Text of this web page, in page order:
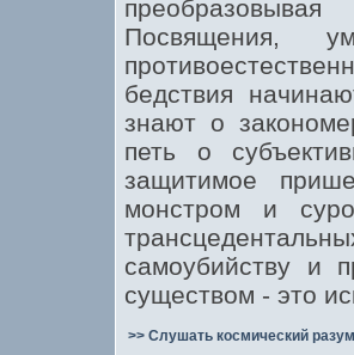
Посвящения,
бедствия
знают о
петь о
защитимое
монстром и
самоубийству и
существом - это
>> Слушать космический